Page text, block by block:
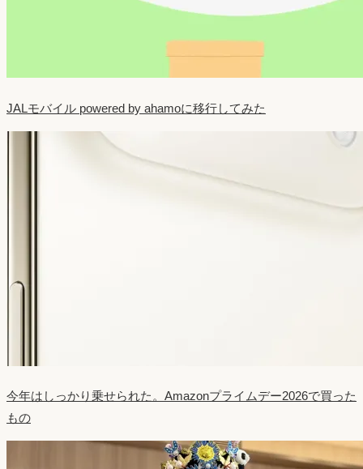
JALモバイル powered by ahamoに移行してみた
今年はしっかり乗せられた。Amazonプライムデー2026で買った
もの